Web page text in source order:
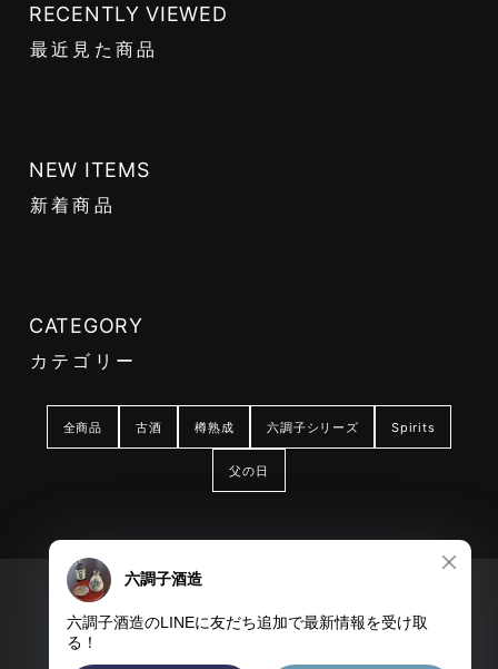
RECENTLY VIEWED
最近見た商品
NEW ITEMS
新着商品
CATEGORY
カテゴリー
全商品 古酒 樽熟成 六調子シリーズ Spirits
父の日